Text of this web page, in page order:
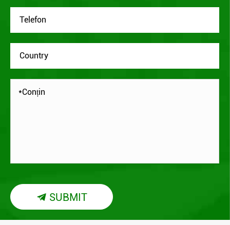
 SUBMIT